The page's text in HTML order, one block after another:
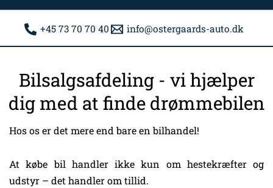
+45 73 70 70 40 info@ostergaards-auto.dk
Bilsalgsafdeling - vi hjælper
dig med at finde drømmebilen
Hos os er det mere end bare en bilhandel!
At købe bil handler ikke kun om hestekræfter og
udstyr – det handler om tillid.